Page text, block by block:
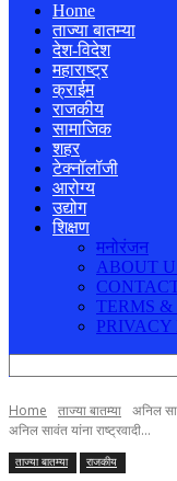
Home
ताज्या बातम्या
देश-विदेश
महाराष्ट्र
क्राईम
राजकीय
सामाजिक
शहर
टेक्नॉलॉजी
आरोग्य
उद्योग
शिक्षण
मनोरंजन
ABOUT
TERMS
PRIVACY
Home ताज्या बातम्या अनिल
अनिल सावंत यांना राष्ट्रवादी...
ताज्या बातम्या राजकीय